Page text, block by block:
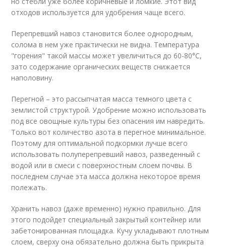
отходов используется для удобрения чаще всего.
Перепревший навоз становится более однородным,
солома в нем уже практически не видна. Температура
"горения" такой массы может увеличиться до 60-80°С,
зато содержание органических веществ снижается
наполовину.
Перегной – это рассыпчатая масса темного цвета с
землистой структурой. Удобрение можно использовать
под все овощные культуры без опасения им навредить.
Только вот количество азота в перегное минимальное.
Поэтому для оптимальной подкормки лучше всего
использовать полуперепревший навоз, разведенный с
водой или в смеси с поверхностным слоем почвы. В
последнем случае эта масса должна некоторое время
полежать.
Хранить навоз (даже временно) нужно правильно. Для
этого подойдет специальный закрытый контейнер или
забетонированная площадка. Кучу укладывают плотным
слоем, сверху она обязательно должна быть прикрыта